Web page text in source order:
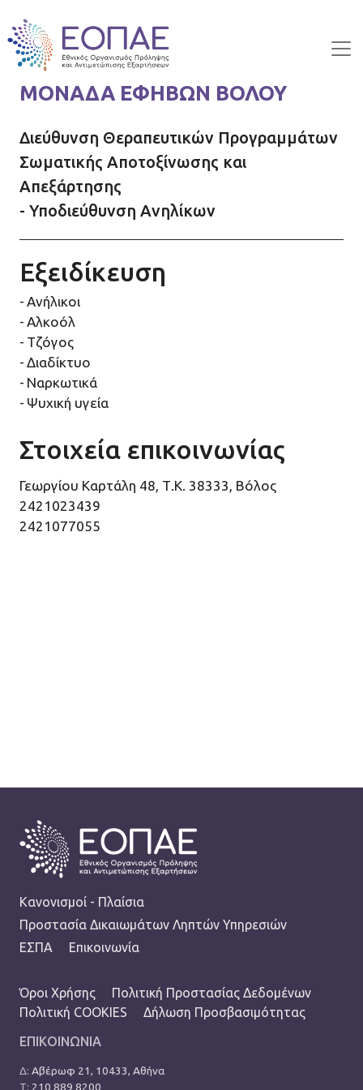
ΜΟΝΑΔΑ ΕΦΗΒΩΝ ΒΟΛΟΥ
Διεύθυνση Θεραπευτικών Προγραμμάτων
Σωματικής Αποτοξίνωσης και
Απεξάρτησης
- Υποδιεύθυνση Ανηλίκων
Εξειδίκευση
Ανήλικοι
Αλκοόλ
Τζόγος
Διαδίκτυο
Ναρκωτικά
Ψυχική υγεία
Στοιχεία επικοινωνίας
Γεωργίου Καρτάλη 48, Τ.Κ. 38333, Βόλος
2421023439
2421077055
FOOTER
Κανονισμοί - Πλαίσια
Προστασία Δικαιωμάτων Ληπτών Υπηρεσιών
ΕΣΠΑ
Επικοινωνία
TERMS MENU
Όροι Χρήσης
Πολιτική Προστασίας Δεδομένων
Πολιτική COOKIES
Δήλωση Προσβασιμότητας
ΕΠΙΚΟΙΝΩΝΙΑ
Δ: Αβέρωφ 21, 10433, Αθήνα
Τ: 210 889 8200